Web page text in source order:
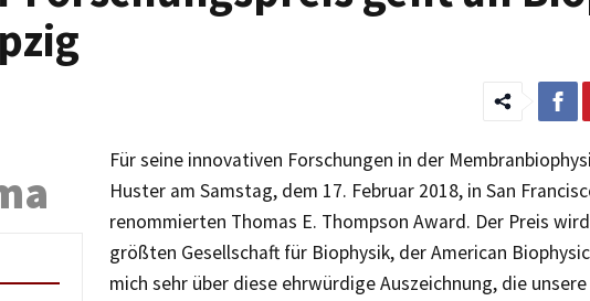
Für seine innovativen Forschungen in der
Huster am Samstag, dem 17. Februar 2018, in San
renommierten Thomas E. Thompson Award. Der Preis
größten Gesellschaft für Biophysik, der American
mich sehr über diese ehrwürdige Auszeichnung, die